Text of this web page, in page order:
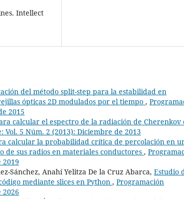
Intellect
del método split-step para la estabilidad en
ópticas 2D modulados por el tiempo ,
2015
calcular el espectro de la radiación de Cherenkov
5 Núm. 2 (2013): Diciembre de 2013
calcular la probabilidad crítica de percolación en
de sus radios en materiales conductores ,
2019
Sánchez, Anahí Yelitza De la Cruz Abarca, Estudio
mediante slices en Python , Programación
2026